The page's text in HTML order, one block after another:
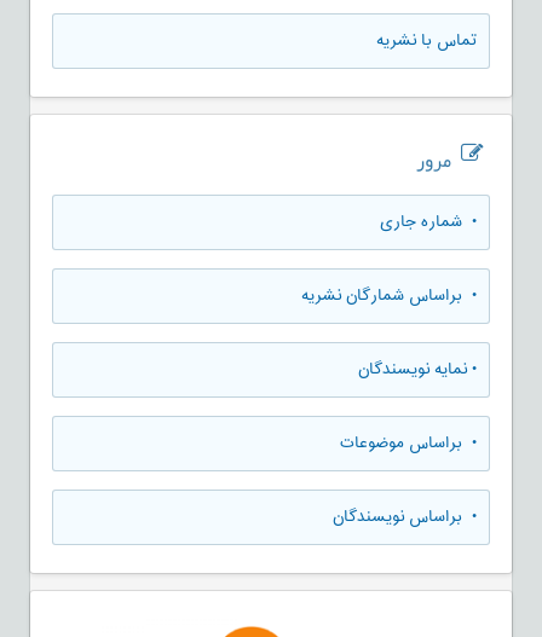
تماس با نشریه
مرور
• شماره جاری
• براساس شمارگان نشریه
•نمایه نویسندگان
• براساس موضوعات
• براساس نویسندگان